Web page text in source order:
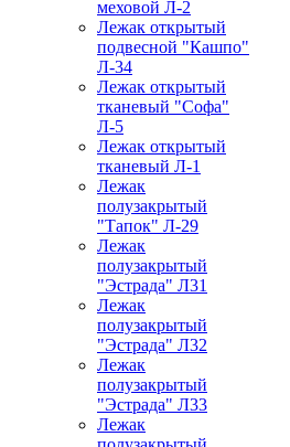
меховой Л-2
Лежак открытый
подвесной "Кашпо"
Л-34
Лежак открытый
тканевый "Софа"
Л-5
Лежак открытый
тканевый Л-1
Лежак
полузакрытый
"Тапок" Л-29
Лежак
полузакрытый
"Эстрада" Л31
Лежак
полузакрытый
"Эстрада" Л32
Лежак
полузакрытый
"Эстрада" Л33
Лежак